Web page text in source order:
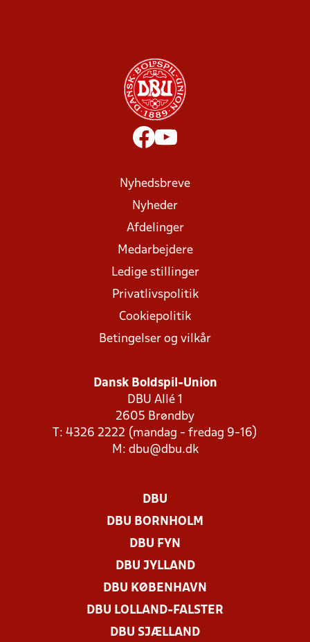
Nyhedsbreve
Nyheder
Afdelinger
Medarbejdere
Ledige stillinger
Privatlivspolitik
Cookiepolitik
Betingelser og vilkår
Dansk Boldspil-Union
DBU Allé 1
2605 Brøndby
T: 4326 2222 (mandag - fredag 9-16)
M: dbu@dbu.dk
DBU
DBU BORNHOLM
DBU FYN
DBU JYLLAND
DBU KØBENHAVN
DBU LOLLAND-FALSTER
DBU SJÆLLAND